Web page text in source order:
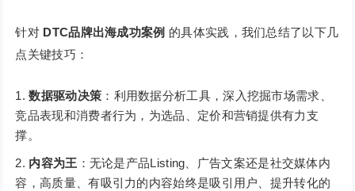
针对 DTC品牌出海成功案例 的具体实践，我们总结了以下几
点关键技巧：
数据驱动决策 ：利用数据分析工具，深入挖掘市场需求、
竞品表现和消费者行为，为选品、定价和营销提供有力支
撑。
内容为王 ：无论是产品Listing、广告文案还是社交媒体内
容，高质量、有吸引力的内容始终是吸引用户、提升转化的